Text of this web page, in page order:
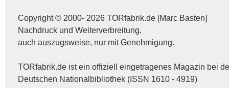
Copyright © 2000- 2026 TORfabrik.de [Marc Basten]
Nachdruck und Weiterverbreitung,
auch auszugsweise, nur mit Genehmigung.
TORfabrik.de ist ein offiziell eingetragenes Magazin bei
Deutschen Nationalbibliothek (ISSN 1610 - 4919)